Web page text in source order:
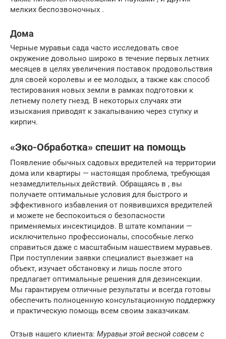
мелких беспозвоночных .
Дома
Черные муравьи сада часто исследовать свое
окружение довольно широко в течение первых летних
месяцев в целях увеличения поставок продовольствия
для своей королевы и ее молодых, а также как способ
тестирования новых земли в рамках подготовки к
летнему полету гнезд. В некоторых случаях эти
изыскания приводят к закапыванию через ступку и
кирпич.
«Эко-Обработка» спешит на помощь
Появление обычных садовых вредителей на территории
дома или квартиры — настоящая проблема, требующая
незамедлительных действий. Обращаясь в , вы
получаете оптимальные условия для быстрого и
эффективного избавления от появившихся вредителей
и можете не беспокоиться о безопасности
применяемых инсектицидов. В штате компании —
исключительно профессионалы, способные легко
справиться даже с масштабным нашествием муравьев.
При поступлении заявки специалист выезжает на
объект, изучает обстановку и лишь после этого
предлагает оптимальные решения для дезинсекции.
Мы гарантируем отличные результаты и всегда готовы
обеспечить полноценную консультационную поддержку
и практическую помощь всем своим заказчикам.
Отзыв нашего клиента: Муравьи этой весной совсем с